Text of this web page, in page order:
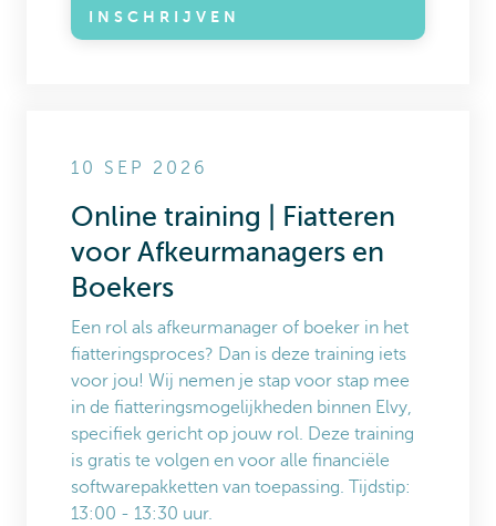
INSCHRIJVEN
10 SEP 2026
Online training | Fiatteren
voor Afkeurmanagers en
Boekers
Een rol als afkeurmanager of boeker in het
fiatteringsproces? Dan is deze training iets
voor jou! Wij nemen je stap voor stap mee
in de fiatteringsmogelijkheden binnen Elvy,
specifiek gericht op jouw rol. Deze training
is gratis te volgen en voor alle financiële
softwarepakketten van toepassing. Tijdstip:
13:00 - 13:30 uur.